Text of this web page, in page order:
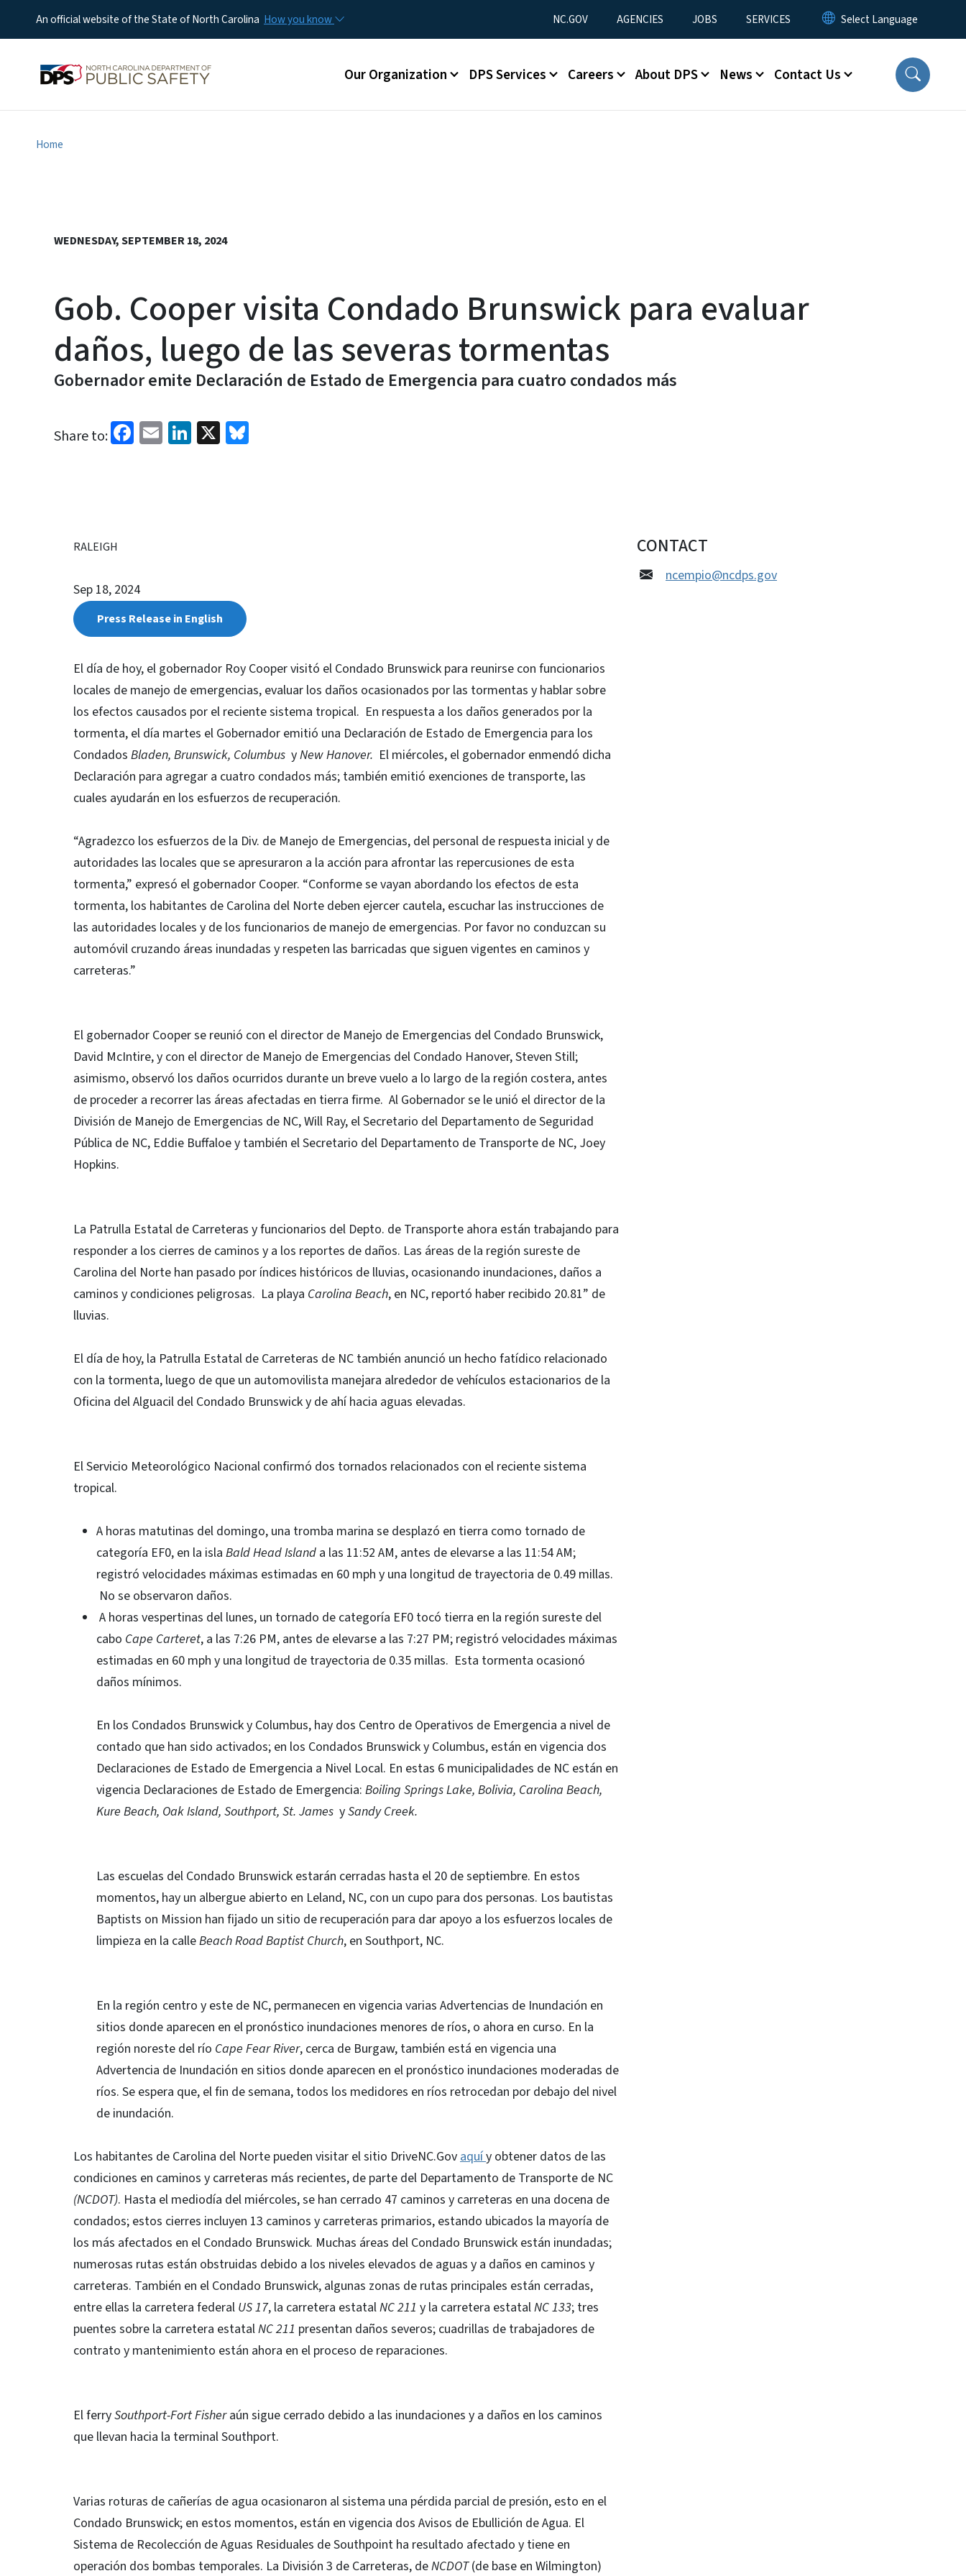
An official website of the State of North Carolina How you know Utility Menu
NC.GOV AGENCIES JOBS SERVICES
Main menu
Our Organization DPS Services Careers About DPS News Contact Us
Home
WEDNESDAY, SEPTEMBER 18, 2024
Gob. Cooper visita Condado Brunswick para evaluar
daños, luego de las severas tormentas
Gobernador emite Declaración de Estado de Emergencia para cuatro condados más
Share to: Facebook
EmailLinkedIn
X
RALEIGH
Sep 18, 2024
Press Release in English
El día de hoy, el gobernador Roy Cooper visitó el Condado Brunswick para reunirse con funcionarios
locales de manejo de emergencias, evaluar los daños ocasionados por las tormentas y hablar sobre
los efectos causados por el reciente sistema tropical. En respuesta a los daños generados por la
tormenta, el día martes el Gobernador emitió una Declaración de Estado de Emergencia para los
Condados Bladen, Brunswick, Columbus yNew Hanover. El miércoles, el gobernador enmendó dicha
Declaración para agregar a cuatro condados más; también emitió exenciones de transporte, las
cuales ayudarán en los esfuerzos de recuperación.
“Agradezco los esfuerzos de la Div. de Manejo de Emergencias, del personal de respuesta inicial y de
autoridades las locales que se apresuraron a la acción para afrontar las repercusiones de esta
tormenta,” expresó el gobernador Cooper. “Conforme se vayan abordando los efectos de esta
tormenta, los habitantes de Carolina del Norte deben ejercer cautela, escuchar las instrucciones de
las autoridades locales y de los funcionarios de manejo de emergencias. Por favor no conduzcan su
automóvil cruzando áreas inundadas y respeten las barricadas que siguen vigentes en caminos y
carreteras.”
El gobernador Cooper se reunió con el director de Manejo de Emergencias del Condado Brunswick,
David McIntire, y con el director de Manejo de Emergencias del Condado Hanover, Steven Still;
asimismo, observó los daños ocurridos durante un breve vuelo a lo largo de la región costera, antes
de proceder a recorrer las áreas afectadas en tierra firme. Al Gobernador se le unió el director de la
División de Manejo de Emergencias de NC, Will Ray, el Secretario del Departamento de Seguridad
Pública de NC, Eddie Buffaloe y también el Secretario del Departamento de Transporte de NC, Joey
Hopkins.
La Patrulla Estatal de Carreteras y funcionarios del Depto. de Transporte ahora están trabajando para
responder a los cierres de caminos y a los reportes de daños. Las áreas de la región sureste de
Carolina del Norte han pasado por índices históricos de lluvias, ocasionando inundaciones, daños a
caminos y condiciones peligrosas. La playa Carolina Beach, en NC, reportó haber recibido 20.81” de
lluvias.
El día de hoy, la Patrulla Estatal de Carreteras de NC también anunció un hecho fatídico relacionado
con la tormenta, luego de que un automovilista manejara alrededor de vehículos estacionarios de la
Oficina del Alguacil del Condado Brunswick y de ahí hacia aguas elevadas.
El Servicio Meteorológico Nacional confirmó dos tornados relacionados con el reciente sistema
tropical.
A horas matutinas del domingo, una tromba marina se desplazó en tierra como tornado de
categoría EF0, en la isla Bald Head Island a las 11:52 AM, antes de elevarse a las 11:54 AM;
registró velocidades máximas estimadas en 60 mph y una longitud de trayectoria de 0.49 millas.
No se observaron daños.
A horas vespertinas del lunes, un tornado de categoría EF0 tocó tierra en la región sureste del
cabo Cape Carteret, a las 7:26 PM, antes de elevarse a las 7:27 PM; registró velocidades máximas
estimadas en 60 mph y una longitud de trayectoria de 0.35 millas. Esta tormenta ocasionó
daños mínimos.
En los Condados Brunswick y Columbus, hay dos Centro de Operativos de Emergencia a nivel de
contado que han sido activados; en los Condados Brunswick y Columbus, están en vigencia dos
Declaraciones de Estado de Emergencia a Nivel Local. En estas 6 municipalidades de NC están en
vigencia Declaraciones de Estado de Emergencia: Boiling Springs Lake, Bolivia, Carolina Beach,
Kure Beach, Oak Island, Southport, St. James ySandy Creek.
Las escuelas del Condado Brunswick estarán cerradas hasta el 20 de septiembre. En estos
momentos, hay un albergue abierto en Leland, NC, con un cupo para dos personas. Los bautistas
Baptists on Mission han fijado un sitio de recuperación para dar apoyo a los esfuerzos locales de
limpieza en la calleBeach Road Baptist Church, en Southport, NC.
En la región centro y este de NC, permanecen en vigencia varias Advertencias de Inundación en
sitios donde aparecen en el pronóstico inundaciones menores de ríos, o ahora en curso. En la
región noreste del río Cape Fear River, cerca de Burgaw, también está en vigencia una
Advertencia de Inundación en sitios donde aparecen en el pronóstico inundaciones moderadas de
ríos. Se espera que, el fin de semana, todos los medidores en ríos retrocedan por debajo del nivel
de inundación.
Los habitantes de Carolina del Norte pueden visitar el sitio DriveNC.Govaquíy obtener datos de las
condiciones en caminos y carreteras más recientes, de parte del Departamento de Transporte de NC
(NCDOT). Hasta el mediodía del miércoles, se han cerrado 47 caminos y carreteras en una docena de
condados; estos cierres incluyen 13 caminos y carreteras primarios, estando ubicados la mayoría de
los más afectados en el Condado Brunswick. Muchas áreas del Condado Brunswick están inundadas;
numerosas rutas están obstruidas debido a los niveles elevados de aguas y a daños en caminos y
carreteras. También en el Condado Brunswick, algunas zonas de rutas principales están cerradas,
entre ellas la carretera federal US 17, la carretera estatalNC 211 y la carretera estatalNC 133; tres
puentes sobre la carretera estatalNC 211 presentan daños severos; cuadrillas de trabajadores de
contrato y mantenimiento están ahora en el proceso de reparaciones.
El ferrySouthport-Fort Fisheraún sigue cerrado debido a las inundaciones y a daños en los caminos
que llevan hacia la terminal Southport.
Varias roturas de cañerías de agua ocasionaron al sistema una pérdida parcial de presión, esto en el
Condado Brunswick; en estos momentos, están en vigencia dos Avisos de Ebullición de Agua. El
Sistema de Recolección de Aguas Residuales de Southpoint ha resultado afectado y tiene en
operación dos bombas temporales. La División 3 de Carreteras, deNCDOT(de base en Wilmington)
CONTACT
ncempio@ncdps.gov